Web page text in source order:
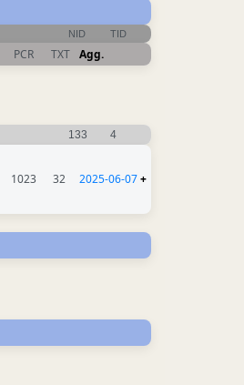
NID TID
PCR TXT Agg.
133 4
1023 32 2025-06-07+